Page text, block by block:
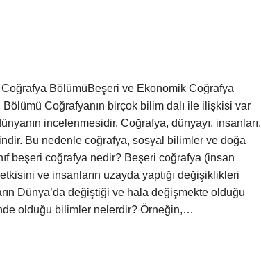
BölümüBeşeri ve Ekonomik Coğrafya
Coğrafyanın birçok bilim dalı ile ilişkisi var
incelenmesidir. Coğrafya, dünyayı, insanları,
Bu nedenle coğrafya, sosyal bilimler ve doğa
beşeri coğrafya nedir? Beşeri coğrafya (insan
ve insanların uzayda yaptığı değişiklikleri
Dünya’da değiştiği ve hala değişmekte olduğu
olduğu bilimler nelerdir? Örneğin,…